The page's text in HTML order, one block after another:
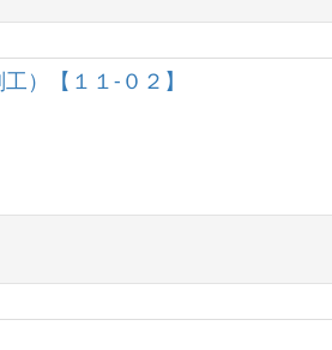
）【１１‐０２】